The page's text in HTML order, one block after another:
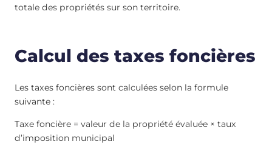
totale des propriétés sur son territoire.
Calcul des taxes foncières
Les taxes foncières sont calculées selon la formule
suivante :
Taxe foncière = valeur de la propriété évaluée × taux
d’imposition municipal